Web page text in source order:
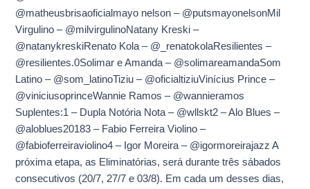
@matheusbrisaoficialmayo nelson – @putsmayonelsonMil
Virgulino – @milvirgulinoNatany Kreski –
@natanykreskiRenato Kola – @_renatokolaResilientes –
@resilientes.0Solimar e Amanda – @solimareamandaSom
Latino – @som_latinoTiziu – @oficialtiziuVinícius Prince –
@viniciusoprinceWannie Ramos – @wannieramos
Suplentes:1 – Dupla Notória Nota – @wllskt2 – Alo Blues –
@aloblues20183 – Fabio Ferreira Violino –
@fabioferreiraviolino4 – Igor Moreira – @igormoreirajazz A
próxima etapa, as Eliminatórias, será durante três sábados
consecutivos (20/7, 27/7 e 03/8). Em cada um desses dias,